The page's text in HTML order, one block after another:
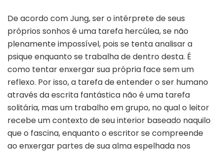
De acordo com Jung, ser o intérprete de seus
próprios sonhos é uma tarefa hercúlea, se não
plenamente impossível, pois se tenta analisar a
psique enquanto se trabalha de dentro desta. É
como tentar enxergar sua própria face sem um
reflexo. Por isso, a tarefa de entender o ser humano
através da escrita fantástica não é uma tarefa
solitária, mas um trabalho em grupo, no qual o leitor
recebe um contexto de seu interior baseado naquilo
que o fascina, enquanto o escritor se compreende
ao enxergar partes de sua alma espelhada nos